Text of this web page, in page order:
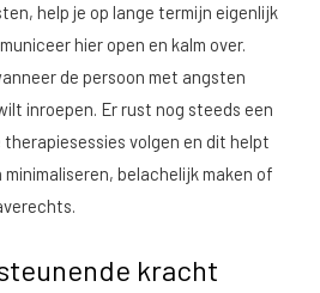
help je op lange termijn eigenlijk
hier open en kalm over.
de persoon met angsten
inroepen. Er rust nog steeds een
therapiesessies volgen en dit helpt
belachelijk maken of
kracht